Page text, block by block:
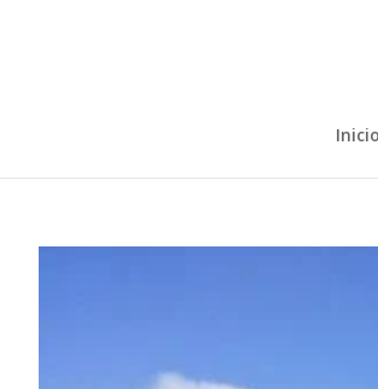
Inicio